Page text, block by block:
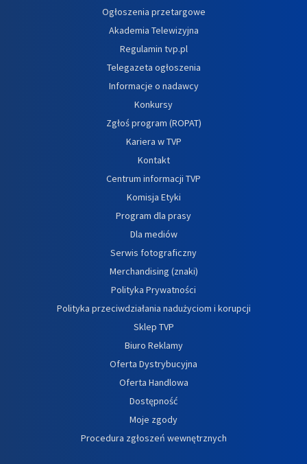
Ogłoszenia przetargowe
Akademia Telewizyjna
Regulamin tvp.pl
Telegazeta ogłoszenia
Informacje o nadawcy
Konkursy
Zgłoś program (ROPAT)
Kariera w TVP
Kontakt
Centrum informacji TVP
Komisja Etyki
Program dla prasy
Dla mediów
Serwis fotograficzny
Merchandising (znaki)
Polityka Prywatności
Polityka przeciwdziałania nadużyciom i korupcji
Sklep TVP
Biuro Reklamy
Oferta Dystrybucyjna
Oferta Handlowa
Dostępność
Moje zgody
Procedura zgłoszeń wewnętrznych